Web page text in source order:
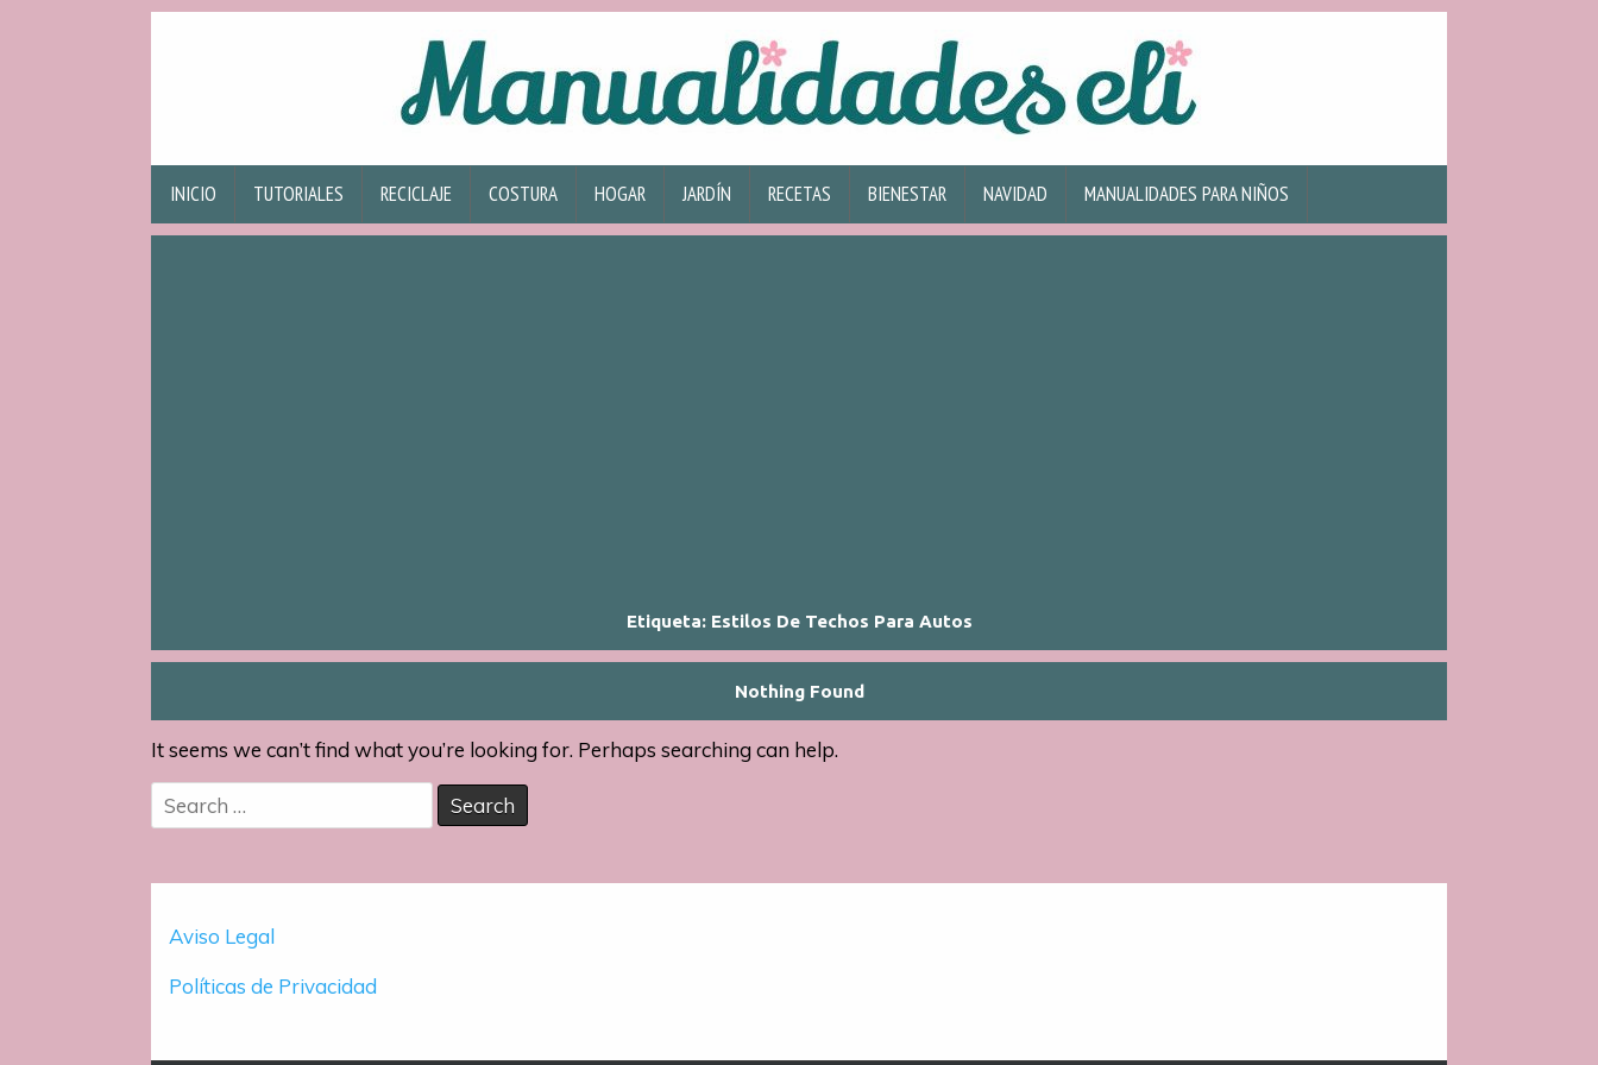
INICIO TUTORIALES RECICLAJE COSTURA HOGAR JARDÍN RECETAS BIENESTAR NAVIDAD MANUALIDADES PARA NIÑOS
Etiqueta: Estilos De Techos Para Autos
Nothing Found
It seems we can’t find what you’re looking for. Perhaps searching can help.
Search
for:
Aviso Legal
Políticas de Privacidad